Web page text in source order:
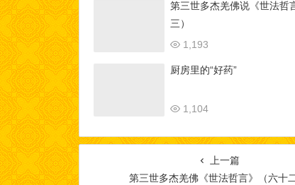
第三世多杰羌佛说《世法哲
三）
1,193
厨房里的“好药”
1,104
上一篇
第三世多杰羌佛《世法哲言》（六十二